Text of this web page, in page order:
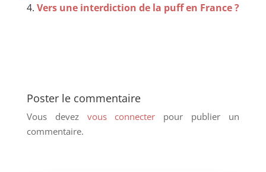
Vers une interdiction de la puff en France ?
Poster le commentaire
Vous devez vous connecter pour publier un
commentaire.